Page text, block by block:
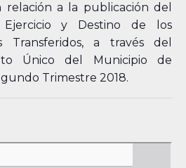
relación a la publicación del
y Destino de los
Transferidos, a través del
Único del Municipio de
Trimestre 2018.